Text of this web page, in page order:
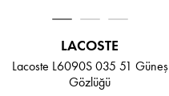
LACOSTE
Lacoste L6090S 035 51 Güneş
Gözlüğü